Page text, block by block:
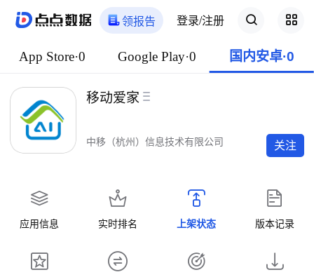
领报告 登录/注册
App Store·0 Google Play·0 国内安卓·0
移动爱家
中移（杭州）信息技术有限公司 关注
应用信息 实时排名 上架状态 版本记录